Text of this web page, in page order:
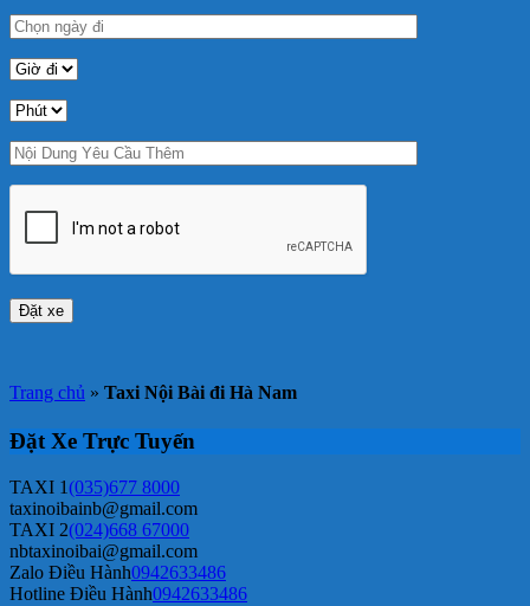
Trang chủ » Taxi Nội Bài đi Hà Nam
Đặt Xe Trực Tuyến
TAXI 1(035)677 8000
taxinoibainb@gmail.com
TAXI 2(024)668 67000
nbtaxinoibai@gmail.com
Zalo Điều Hành0942633486
Hotline Điều Hành0942633486